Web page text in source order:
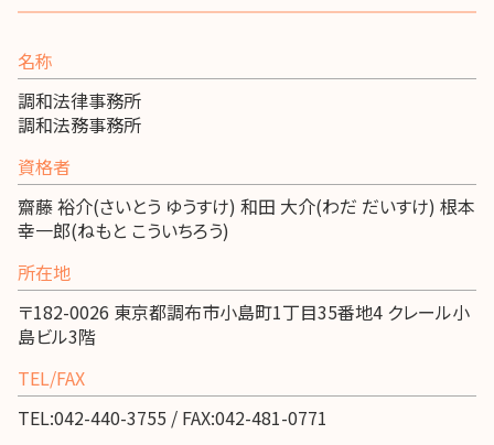
名称
調和法律事務所
調和法務事務所
資格者
齋藤 裕介(さいとう ゆうすけ) 和田 大介(わだ だいすけ) 根本
幸一郎(ねもと こういちろう)
所在地
〒182-0026 東京都調布市小島町1丁目35番地4 クレール小
島ビル3階
TEL/FAX
TEL:042-440-3755 / FAX:042-481-0771